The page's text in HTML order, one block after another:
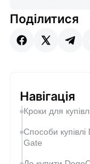
Поділитися
Навігація
Кроки для
Способи
Gate